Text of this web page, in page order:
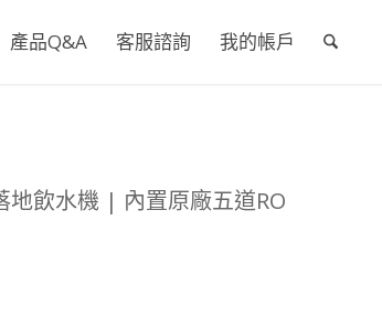
產品Q&A 客服諮詢 我的帳戶
飲水機 | 內置原廠五道RO